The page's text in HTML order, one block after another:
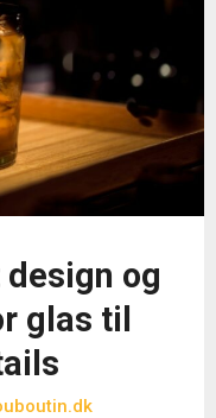
og
glas til